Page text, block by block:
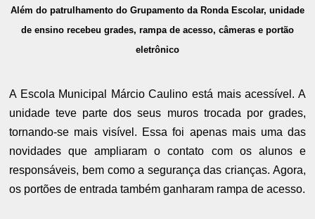
Além do patrulhamento do Grupamento da Ronda Escolar, unidade
de ensino recebeu grades, rampa de acesso, câmeras e portão
eletrônico
A Escola Municipal Márcio Caulino está mais acessível. A
unidade teve parte dos seus muros trocada por grades,
tornando-se mais visível. Essa foi apenas mais uma das
novidades que ampliaram o contato com os alunos e
responsáveis, bem como a segurança das crianças. Agora,
os portões de entrada também ganharam rampa de acesso.